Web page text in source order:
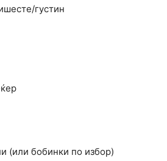
густин
(или бобинки по избор)